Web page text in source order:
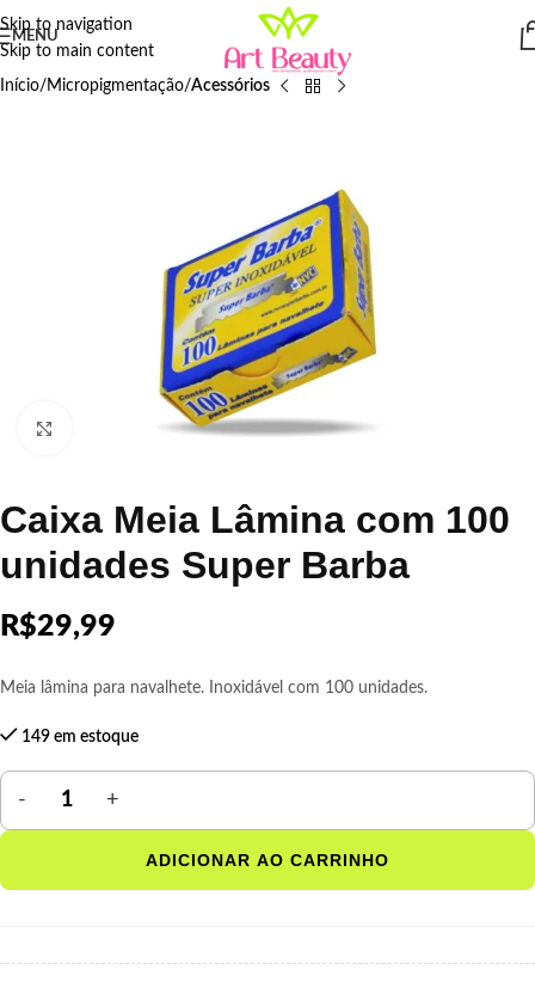
Skip to navigation
Skip to main content
MENU
Início Micropigmentação Acessórios
Caixa Meia Lâmina com 100
unidades Super Barba
R$29,99
Meia lâmina para navalhete. Inoxidável com 100 unidades.
149 em estoque
ADICIONAR AO CARRINHO